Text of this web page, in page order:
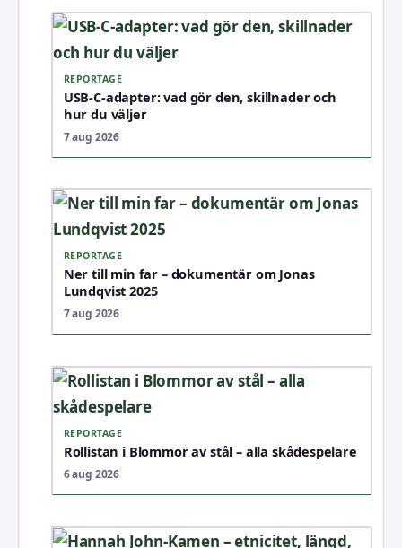
REPORTAGE
USB-C-adapter: vad gör den, skillnader och
hur du väljer
7 aug 2026
REPORTAGE
Ner till min far – dokumentär om Jonas
Lundqvist 2025
7 aug 2026
REPORTAGE
Rollistan i Blommor av stål – alla skådespelare
6 aug 2026